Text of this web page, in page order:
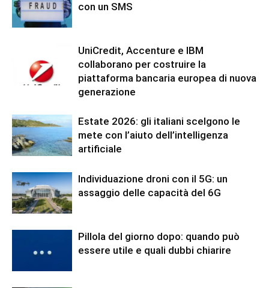
con un SMS
UniCredit, Accenture e IBM
collaborano per costruire la
piattaforma bancaria europea di nuova
generazione
Estate 2026: gli italiani scelgono le
mete con l’aiuto dell’intelligenza
artificiale
Individuazione droni con il 5G: un
assaggio delle capacità del 6G
Pillola del giorno dopo: quando può
essere utile e quali dubbi chiarire